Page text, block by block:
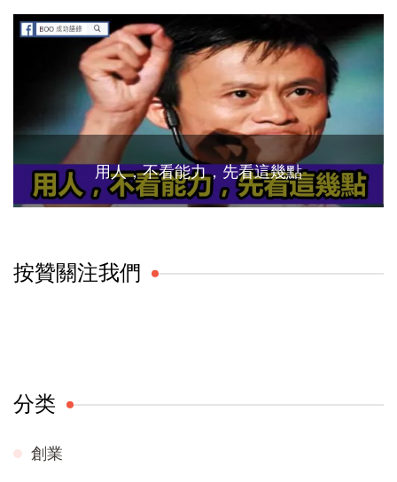
用人，不看能力，先看這幾點
按贊關注我們
分类
創業